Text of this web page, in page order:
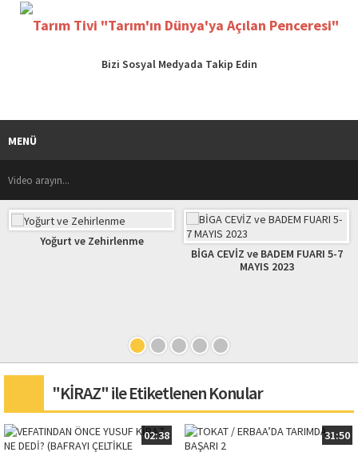
Bizi Sosyal Medyada Takip Edin
MENÜ
Yoğurt ve Zehirlenme
BİGA CEVİZ ve BADEM FUARI 5-7
MAYIS 2023
"KİRAZ" ile Etiketlenen Konular
02:38
31:50